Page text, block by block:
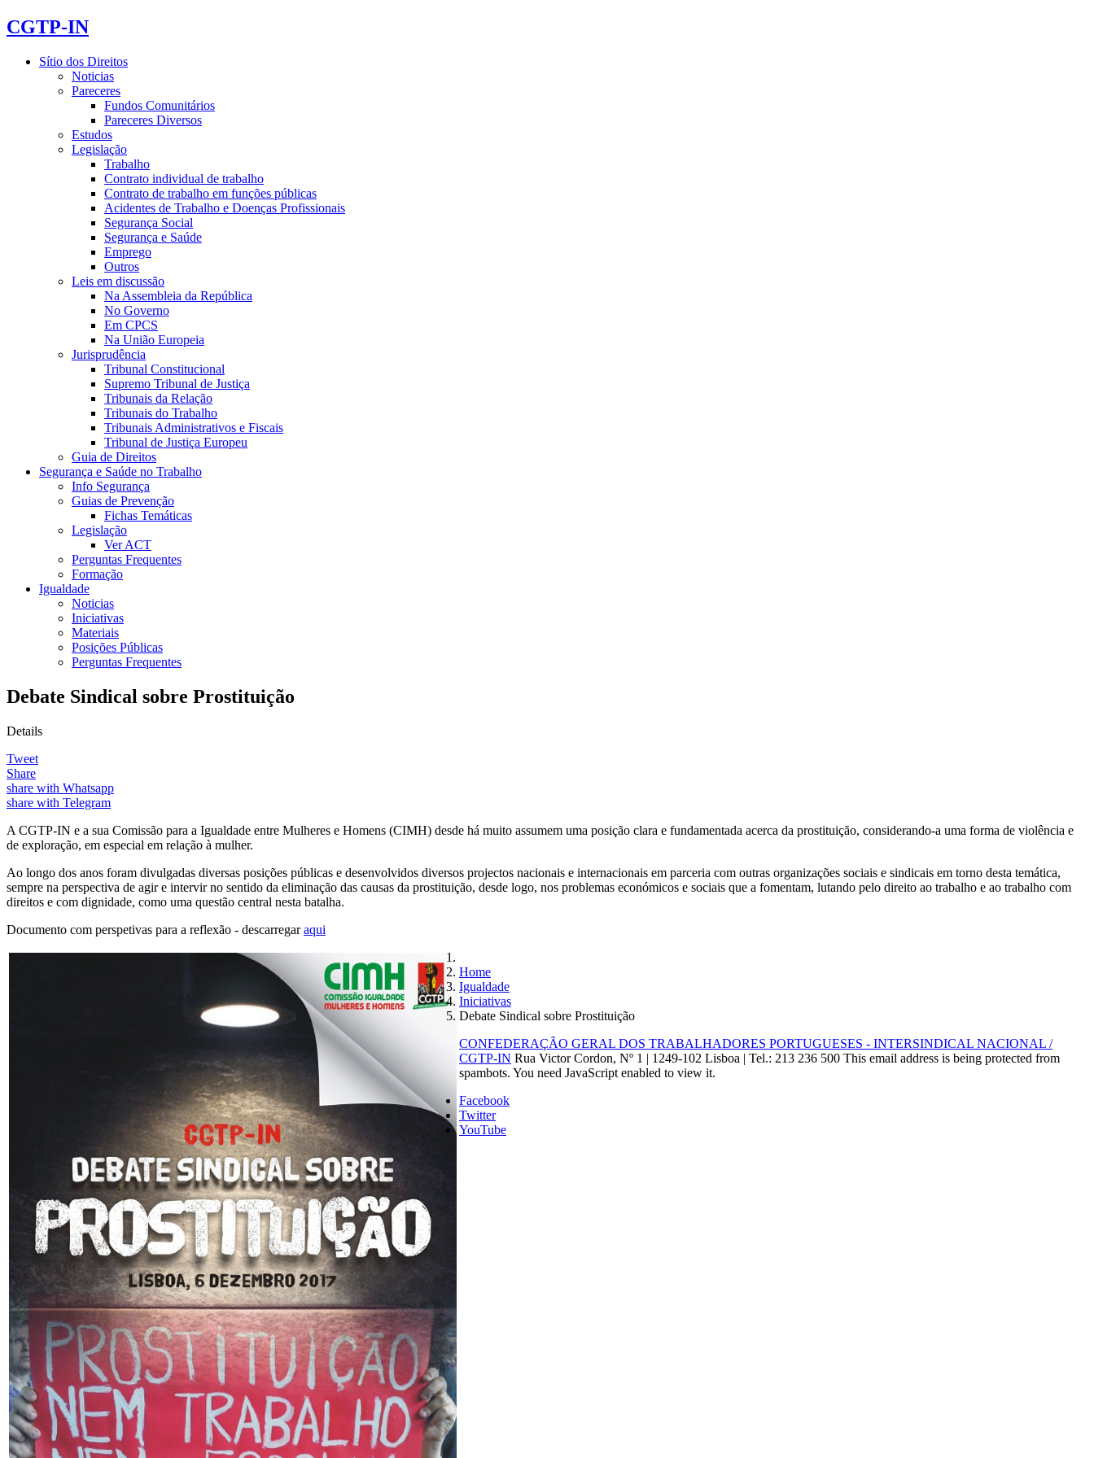
CGTP-IN
Sítio dos Direitos
Noticias
Pareceres
Fundos Comunitários
Pareceres Diversos
Estudos
Legislação
Trabalho
Contrato individual de trabalho
Contrato de trabalho em funções públicas
Acidentes de Trabalho e Doenças Profissionais
Segurança Social
Segurança e Saúde
Emprego
Outros
Leis em discussão
Na Assembleia da República
No Governo
Em CPCS
Na União Europeia
Jurisprudência
Tribunal Constitucional
Supremo Tribunal de Justiça
Tribunais da Relação
Tribunais do Trabalho
Tribunais Administrativos e Fiscais
Tribunal de Justiça Europeu
Guia de Direitos
Segurança e Saúde no Trabalho
Info Segurança
Guias de Prevenção
Fichas Temáticas
Legislação
Ver ACT
Perguntas Frequentes
Formação
Igualdade
Noticias
Iniciativas
Materiais
Posições Públicas
Perguntas Frequentes
Debate Sindical sobre Prostituição
Details
Tweet
Share
share with Whatsapp
share with Telegram
A CGTP-IN e a sua Comissão para a Igualdade entre Mulheres e Homens (CIMH) desde há muito assumem uma posição clara e fundamentada acerca da prostituição, considerando-a uma forma de violência e
de exploração, em especial em relação à mulher.
Ao longo dos anos foram divulgadas diversas posições públicas e desenvolvidos diversos projectos nacionais e internacionais em parceria com outras organizações sociais e sindicais em torno desta temática,
sempre na perspectiva de agir e intervir no sentido da eliminação das causas da prostituição, desde logo, nos problemas económicos e sociais que a fomentam, lutando pelo direito ao trabalho e ao trabalho com
direitos e com dignidade, como uma questão central nesta batalha.
Documento com perspetivas para a reflexão - descarregaraqui
Home
Igualdade
Iniciativas
Debate Sindical sobre Prostituição
CONFEDERAÇÃO GERAL DOS TRABALHADORES PORTUGUESES - INTERSINDICAL NACIONAL /
CGTP-IN Rua Victor Cordon, Nº 1 | 1249-102 Lisboa | Tel.: 213 236 500 This email address is being protected from
spambots. You need JavaScript enabled to view it.
Facebook
Twitter
YouTube